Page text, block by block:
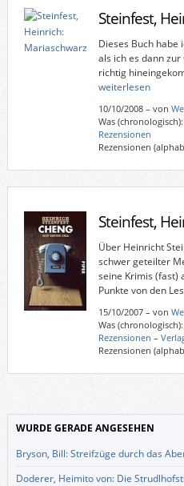
Steinfest,
Dieses Buch habe
als ich es dann
richtig
weiterlesen
10/10/2008– von
Was (chronologisch):
Rezensionen
Rezensionen
Steinfest,
Über Heinricht
schwer geteilter
seine Krimis (fast)
Punkte von den
15/10/2007– von
Was (chronologisch):
Rezensionen –
Rezensionen
WURDE GERADE ANGESEHEN
Bryson, Bill: Streifzüge durch das
Doderer, Heimito von: Die